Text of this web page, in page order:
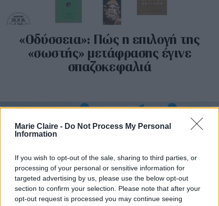
Marie Claire - Do Not Process My Personal
Information
If you wish to opt-out of the sale, sharing to third parties, or
processing of your personal or sensitive information for
targeted advertising by us, please use the below opt-out
section to confirm your selection. Please note that after your
opt-out request is processed you may continue seeing
«Οδύσσεια»: Πώς η επιλογή της
«σωστής» μετάφρασης έγινε
σπαζοκεφαλιά